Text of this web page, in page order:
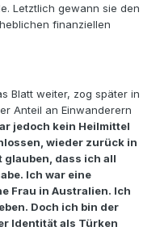
Letztlich gewann sie den
finanziellen
Blatt weiter, zog später in
Anteil an Einwanderern
jedoch kein Heilmittel
wieder zurück in
glauben, dass ich all
Ich war eine
Frau in Australien. Ich
Doch ich bin der
Identität als Türken